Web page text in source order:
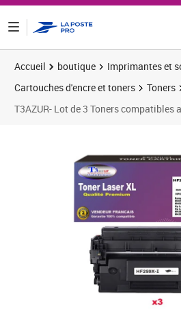
Accueil boutique
Imprimantes et
Cartouches d'encre et toners
Toners
T3AZUR- Lot de 3 Toners